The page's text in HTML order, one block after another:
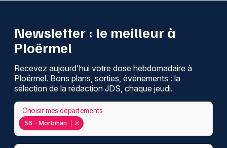
Newsletter : le meilleur à
Ploërmel
Recevez aujourd'hui votre dose hebdomadaire à
Ploërmel. Bons plans, sorties, événements : la
sélection de la rédaction JDS, chaque jeudi.
56 - Morbihan
Choisir mes départements